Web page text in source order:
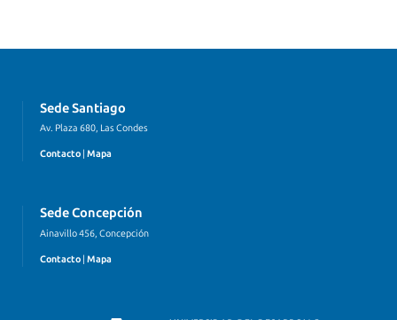
Sede Santiago
Av. Plaza 680, Las Condes
Contacto Mapa
Sede Concepción
Ainavillo 456, Concepción
Contacto Mapa